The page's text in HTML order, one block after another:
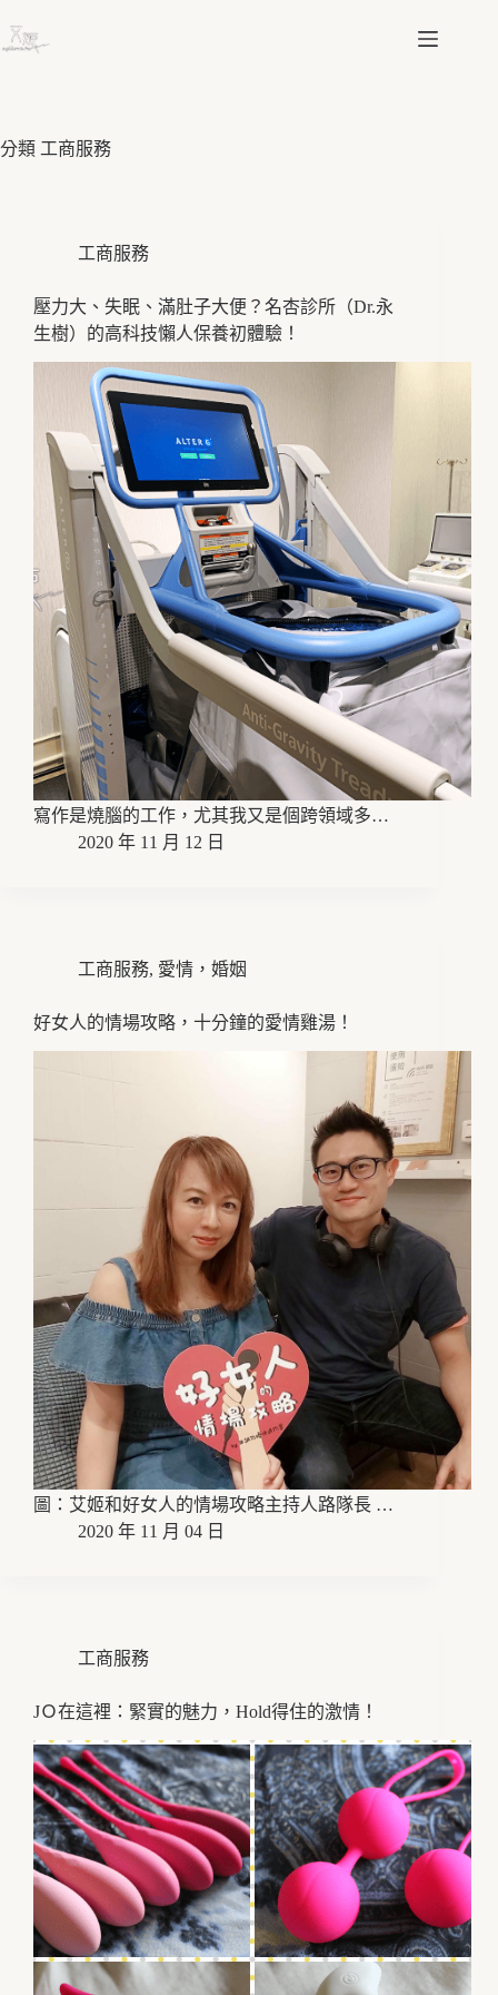
至
容
分類 工商服務
工商服務
壓力大、失眠、滿肚子大便？名杏診所（Dr.永
生樹）的高科技懶人保養初體驗！
寫作是燒腦的工作，尤其我又是個跨領域多…
2020 年 11 月 12 日
工商服務, 愛情，婚姻
好女人的情場攻略，十分鐘的愛情雞湯！
圖：艾姬和好女人的情場攻略主持人路隊長 …
2020 年 11 月 04 日
工商服務
JＯ在這裡：緊實的魅力，Hold得住的激情！